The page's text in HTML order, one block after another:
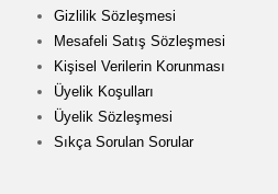
Gizlilik Sözleşmesi
Mesafeli Satış Sözleşmesi
Kişisel Verilerin Korunması
Üyelik Koşulları
Üyelik Sözleşmesi
Sıkça Sorulan Sorular